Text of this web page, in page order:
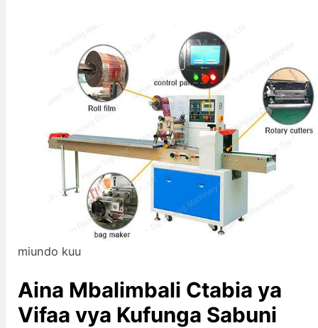
miundo kuu
Aina Mbalimbali Ctabia ya
Vifaa vya Kufunga Sabuni